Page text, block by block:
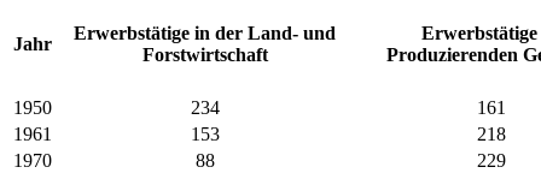
Jahr
Erwerbstätige in der Land- und
Forstwirtschaft
Erwerbstätige
Produzierenden
1950 234
161
1961
153
218
1970
88 229